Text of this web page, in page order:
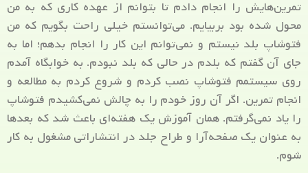
تمرین‌هایش را انجام دادم تا بتوانم از عهده کاری که به من
محول شده بود بربیایم. می‌توانستم خیلی راحت بگویم که من
فتوشاپ بلد نیستم و نمی‌توانم این کار را انجام بدهم؛ اما به
جای آن گفتم که بلدم در حالی که بلد نبودم. به خوابگاه آمدم
روی سیستمم فتوشاپ نصب کردم و شروع کردم به مطالعه و
انجام تمرین. اگر آن روز خودم را به چالش نمی‌کشیدم فتوشاپ
را یاد نمی‌گرفتم. همان آموزش یک هفته‌ای باعث شد که بعدها
به عنوان یک صفحه‌آرا و طراح جلد در انتشاراتی مشغول به کار
شوم.